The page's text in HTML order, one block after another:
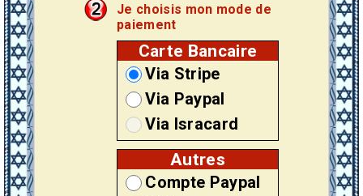
Je choisis mon mode de
paiement
Carte Bancaire
Via Stripe
Via Paypal
Via Isracard
Autres
Compte Paypal